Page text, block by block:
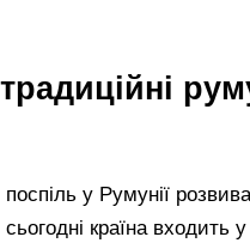
поспіль у Румунії
країна входить